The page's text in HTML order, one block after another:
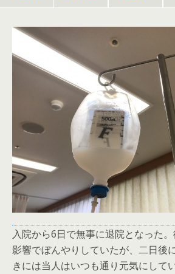
入院から6日で無事に退院となった
影響でぼんやりしていたが、二日後
きには当人はいつも通り元気にして